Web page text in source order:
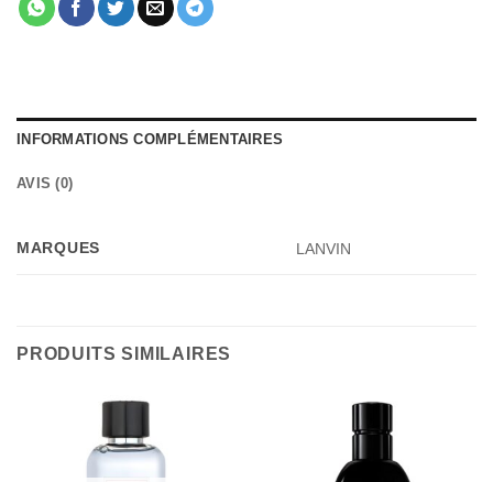
INFORMATIONS COMPLÉMENTAIRES
AVIS (0)
MARQUES LANVIN
PRODUITS SIMILAIRES